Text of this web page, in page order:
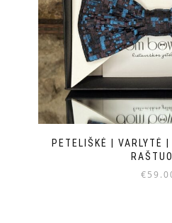
PETELIŠKĖ | VARLYTĖ |
€